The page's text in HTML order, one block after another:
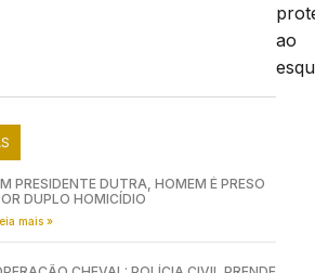
ao
PRESIDENTE DUTRA, HOMEM É PRESO
DUPLO HOMICÍDIO
mais »